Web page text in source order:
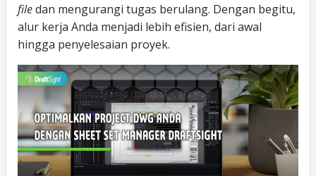
filedan mengurangi tugas berulang. Dengan begitu,
alur kerja Anda menjadi lebih efisien, dari awal
hingga penyelesaian proyek.